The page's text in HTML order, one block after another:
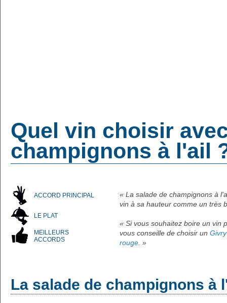
Quel vin choisir
champignons à l'ail
ACCORD PRINCIPAL
LE PLAT
MEILLEURS
ACCORDS
« La salade de champignons à
vin à sa hauteur comme un très
« Si vous souhaitez boire un vin
vous conseille de choisir un
rouge. »
La salade de champignons à